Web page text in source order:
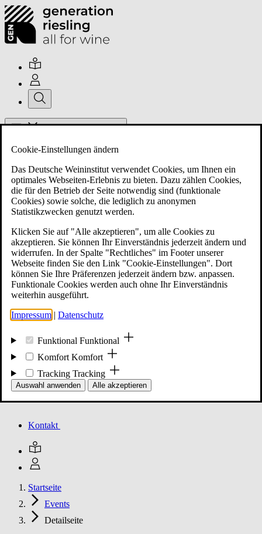
Über uns
Mitglieder
Mitglied werden
Events
Unsere Meldungen
Kontakt
Startseite
Events
Detailseite
Cookie-Einstellungen ändern
Das Deutsche Weininstitut verwendet Cookies, um Ihnen ein
optimales Webseiten-Erlebnis zu bieten. Dazu zählen Cookies,
die für den Betrieb der Seite notwendig sind (funktionale
Cookies) sowie solche, die lediglich zu anonymen
Statistikzwecken genutzt werden.
Klicken Sie auf "Alle akzeptieren", um alle Cookies zu
akzeptieren. Sie können Ihr Einverständnis jederzeit ändern und
widerrufen. In der Spalte "Rechtliches" im Footer unserer
Webseite finden Sie den Link "Cookie-Einstellungen". Dort
können Sie Ihre Präferenzen jederzeit ändern bzw. anpassen.
Funktionale Cookies werden auch ohne Ihr Einverständnis
weiterhin ausgeführt.
Impressum | Datenschutz
Funktional Funktional
Komfort Komfort
Tracking Tracking
Auswahl anwenden Alle akzeptieren